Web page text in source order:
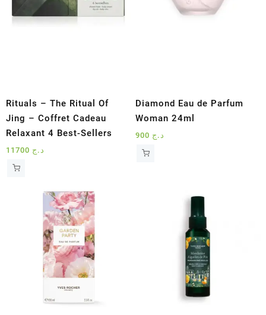
Rituals – The Ritual Of
Jing – Coffret Cadeau
Relaxant 4 Best-Sellers
د.ج
Diamond Eau de Parfum
Woman 24ml
د.ج